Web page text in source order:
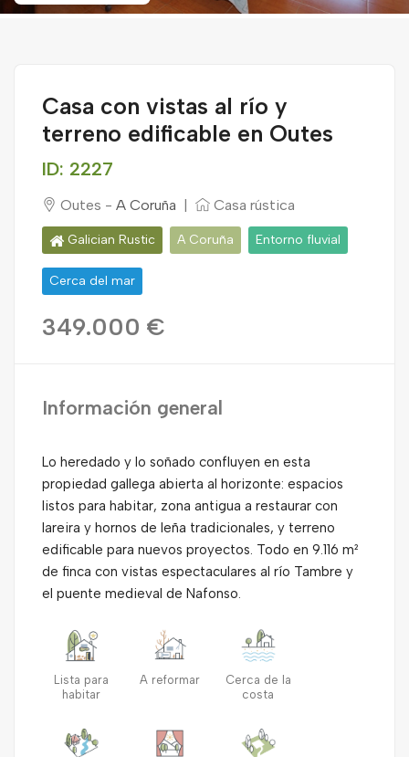
Casa con vistas al río y
terreno edificable en Outes
ID: 2227
Outes - A Coruña Casa rústica
Galician Rustic A Coruña Entorno fluvial
Cerca del mar
349.000 €
Información general
Lo heredado y lo soñado confluyen en esta
propiedad gallega abierta al horizonte: espacios
listos para habitar, zona antigua a restaurar con
lareira y hornos de leña tradicionales, y terreno
edificable para nuevos proyectos. Todo en 9.116 m²
de finca con vistas espectaculares al río Tambre y
el puente medieval de Nafonso.
Lista para
habitar
A reformar
Cerca de la
costa